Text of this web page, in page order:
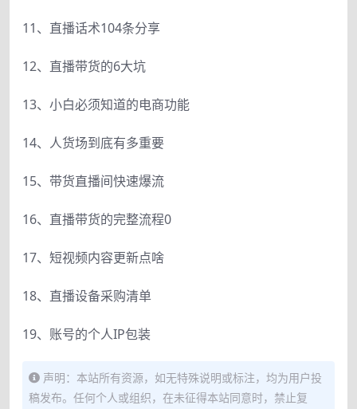
11、直播话术104条分享
12、直播带货的6大坑
13、小白必须知道的电商功能
14、人货场到底有多重要
15、带货直播间快速爆流
16、直播带货的完整流程0
17、短视频内容更新点啥
18、直播设备采购清单
19、账号的个人IP包装
声明：本站所有资源，如无特殊说明或标注，均为用户投
稿发布。任何个人或组织，在未征得本站同意时，禁止复